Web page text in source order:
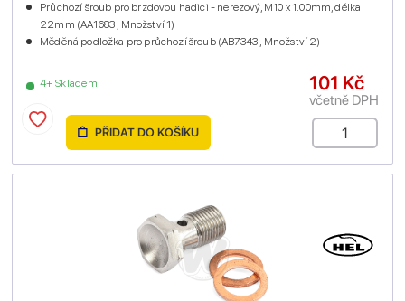
4+ Skladem
Průchozí šroub pro brzdovou hadici - nerezový, M10 x 1.00mm, délka
22mm (AA1683 , Množství 1)
Měděná podložka pro průchozí šroub (AB7343 , Množství 2)
101 Kč
včetně DPH
PŘIDAT DO KOŠÍKU